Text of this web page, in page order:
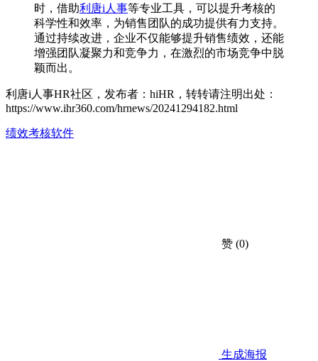
时，借助利唐i人事等专业工具，可以提升考核的
科学性和效率，为销售团队的成功提供有力支持。
通过持续改进，企业不仅能够提升销售绩效，还能
增强团队凝聚力和竞争力，在激烈的市场竞争中脱
颖而出。
利唐i人事HR社区，发布者：hiHR，转转请注明出处：
https://www.ihr360.com/hrnews/20241294182.html
绩效考核软件
赞 (0)
生成海报